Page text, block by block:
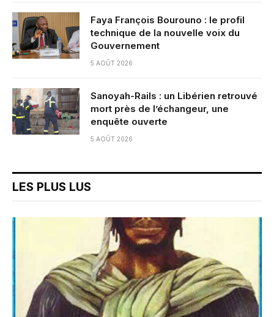
Faya François Bourouno : le profil
technique de la nouvelle voix du
Gouvernement
5 AOÛT 2026
Sanoyah-Rails : un Libérien retrouvé
mort près de l’échangeur, une
enquête ouverte
5 AOÛT 2026
LES PLUS LUS